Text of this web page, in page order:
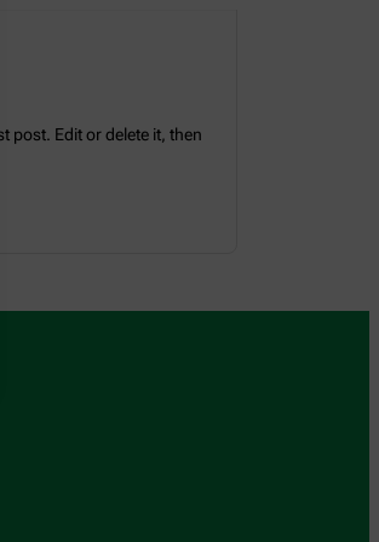
post. Edit or delete it, then